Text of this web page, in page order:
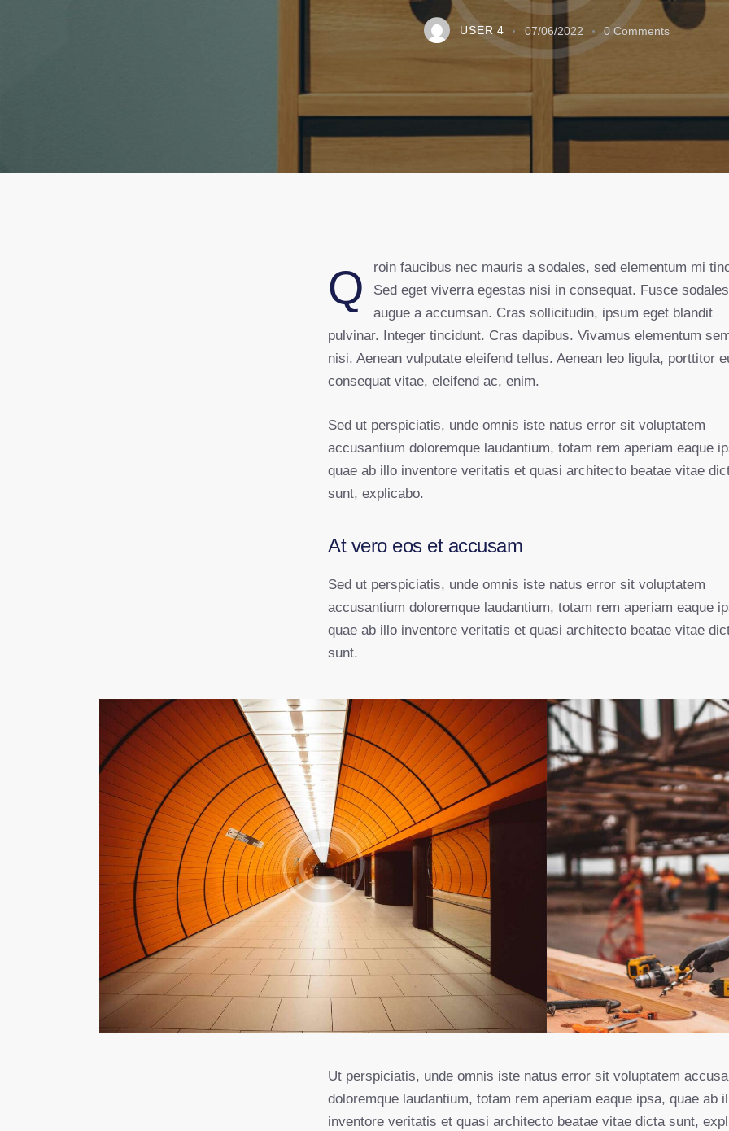
USER 4 07/06/2022 0 Comments
Qroin faucibus nec mauris a sodales, sed elementum mi tincidunt.
Sed eget viverra egestas nisi in consequat. Fusce sodales
augue a accumsan. Cras sollicitudin, ipsum eget blandit
pulvinar. Integer tincidunt. Cras dapibus. Vivamus elementum
nisi. Aenean vulputate eleifend tellus. Aenean leo ligula, porttitor
consequat vitae, eleifend ac, enim.
Sed ut perspiciatis, unde omnis iste natus error sit voluptatem
accusantium doloremque laudantium, totam rem aperiam eaque
quae ab illo inventore veritatis et quasi architecto beatae vitae
sunt, explicabo.
At vero eos et accusam
Sed ut perspiciatis, unde omnis iste natus error sit voluptatem
accusantium doloremque laudantium, totam rem aperiam eaque
quae ab illo inventore veritatis et quasi architecto beatae vitae
sunt.
Ut perspiciatis, unde omnis iste natus error sit voluptatem
doloremque laudantium, totam rem aperiam eaque ipsa, quae ab
inventore veritatis et quasi architecto beatae vitae dicta sunt,